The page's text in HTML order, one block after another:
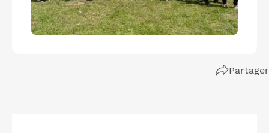
Partager